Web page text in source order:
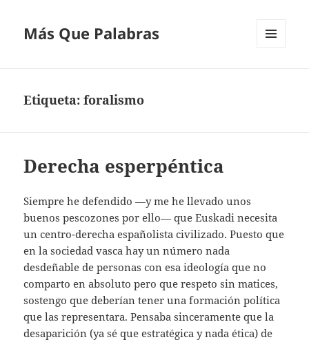
Más Que Palabras
Etiqueta:foralismo
Derecha esperpéntica
Siempre he defendido —y me he llevado unos
buenos pescozones por ello— que Euskadi necesita
un centro-derecha españolista civilizado. Puesto que
en la sociedad vasca hay un número nada
desdeñable de personas con esa ideología que no
comparto en absoluto pero que respeto sin matices,
sostengo que deberían tener una formación política
que las representara. Pensaba sinceramente que la
desaparición (ya sé que estratégica y nada ética) de